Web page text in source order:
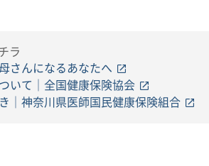
ラ
さんになるあなたへ
いて｜全国健康保険協会
｜神奈川県医師国民健康保険組合